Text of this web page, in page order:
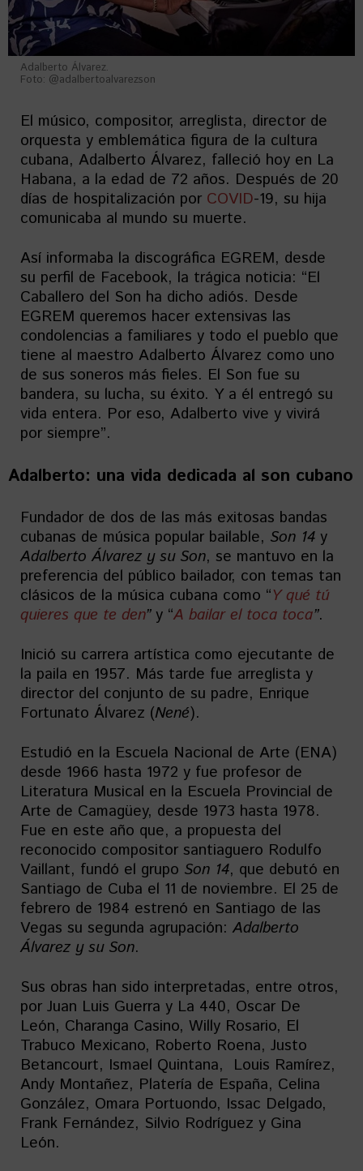
Adalberto Álvarez.
Foto: @adalbertoalvarezson
El músico, compositor, arreglista, director de
orquesta y emblemática figura de la cultura
cubana, Adalberto Álvarez, falleció hoy en La
Habana, a la edad de 72 años. Después de 20
días de hospitalización por COVID-19, su hija
comunicaba al mundo su muerte.
Así informaba la discográfica EGREM, desde
su perfil de Facebook, la trágica noticia: “El
Caballero del Son ha dicho adiós. Desde
EGREM queremos hacer extensivas las
condolencias a familiares y todo el pueblo que
tiene al maestro Adalberto Álvarez como uno
de sus soneros más fieles. El Son fue su
bandera, su lucha, su éxito. Y a él entregó su
vida entera. Por eso, Adalberto vive y vivirá
por siempre”.
Adalberto: una vida dedicada al son cubano
Fundador de dos de las más exitosas bandas
cubanas de música popular bailable, Son 14 y
Adalberto Álvarez y su Son, se mantuvo en la
preferencia del público bailador, con temas tan
clásicos de la música cubana como “Y qué tú
quieres que te den”y “A bailar el toca toca”.
Inició su carrera artística como ejecutante de
la paila en 1957. Más tarde fue arreglista y
director del conjunto de su padre, Enrique
Fortunato Álvarez (Nené).
Estudió en la Escuela Nacional de Arte (ENA)
desde 1966 hasta 1972 y fue profesor de
Literatura Musical en la Escuela Provincial de
Arte de Camagüey, desde 1973 hasta 1978.
Fue en este año que, a propuesta del
reconocido compositor santiaguero Rodulfo
Vaillant, fundó el grupo Son 14, que debutó en
Santiago de Cuba el 11 de noviembre. El 25 de
febrero de 1984 estrenó en Santiago de las
Vegas su segunda agrupación: Adalberto
Álvarez y su Son.
Sus obras han sido interpretadas, entre otros,
por Juan Luis Guerra y La 440, Oscar De
León, Charanga Casino, Willy Rosario, El
Trabuco Mexicano, Roberto Roena, Justo
Betancourt, Ismael Quintana, Louis Ramírez,
Andy Montañez, Platería de España, Celina
González, Omara Portuondo, Issac Delgado,
Frank Fernández, Silvio Rodríguez y Gina
León.